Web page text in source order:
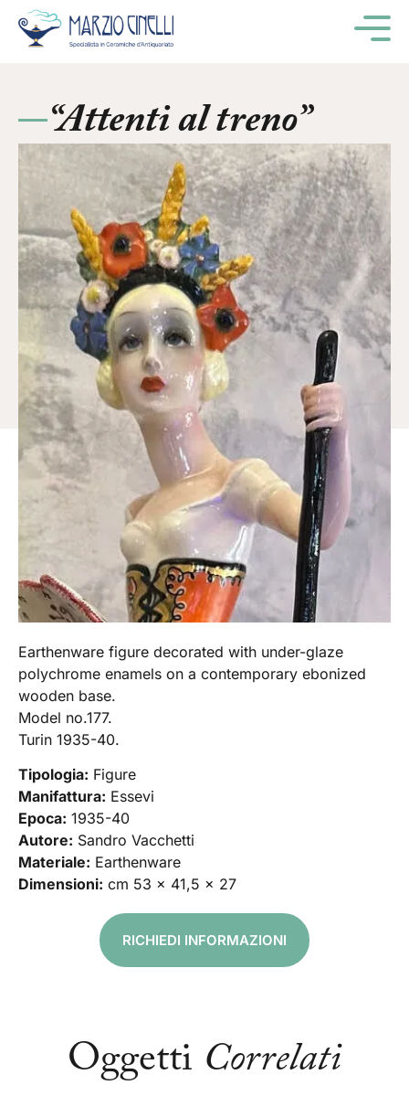
“Attenti al treno”
Earthenware figure decorated with under-glaze
polychrome enamels on a contemporary ebonized
wooden base.
Model no.177.
Turin 1935-40.
Tipologia: Figure
Manifattura: Essevi
Epoca: 1935-40
Autore: Sandro Vacchetti
Materiale: Earthenware
Dimensioni: cm 53 x 41,5 x 27
RICHIEDI INFORMAZIONI
Oggetti Correlati